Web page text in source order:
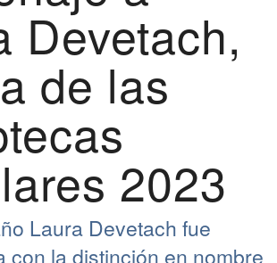
Devetach,
de las
2023
Laura Devetach fue
con la distinción en nombre